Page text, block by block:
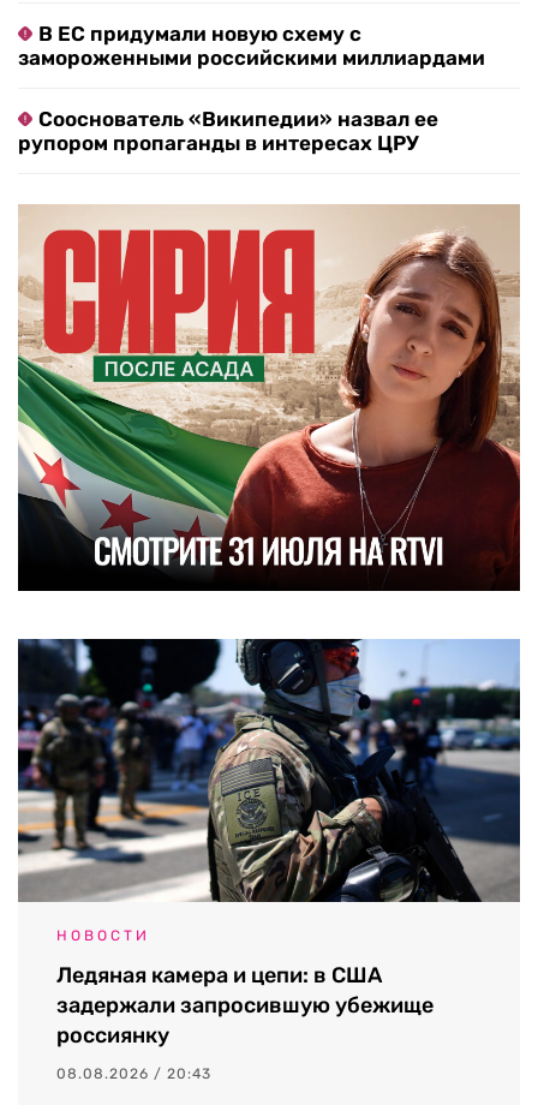
В ЕС придумали новую схему с
замороженными российскими миллиардами
Сооснователь «Википедии» назвал ее
рупором пропаганды в интересах ЦРУ
НОВОСТИ
Ледяная камера и цепи: в США
задержали запросившую убежище
россиянку
08.08.2026 / 20:43